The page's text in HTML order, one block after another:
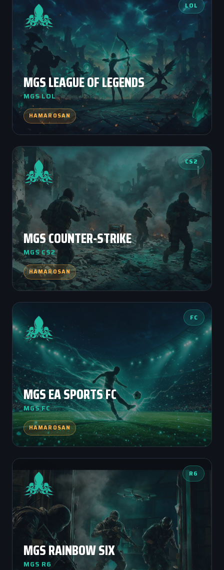
LOL
MGS LEAGUE OF LEGENDS
MGS LOL
HAMAROSAN
CS2
MGS COUNTER-STRIKE
MGS CS2
HAMAROSAN
FC
MGS EA SPORTS FC
MGS FC
HAMAROSAN
R6
MGS RAINBOW SIX
MGS R6